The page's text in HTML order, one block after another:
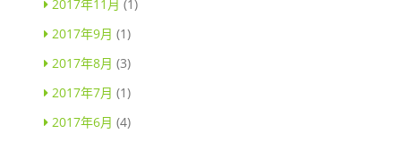
2017年11月 (1)
2017年9月 (1)
2017年8月 (3)
2017年7月 (1)
2017年6月 (4)